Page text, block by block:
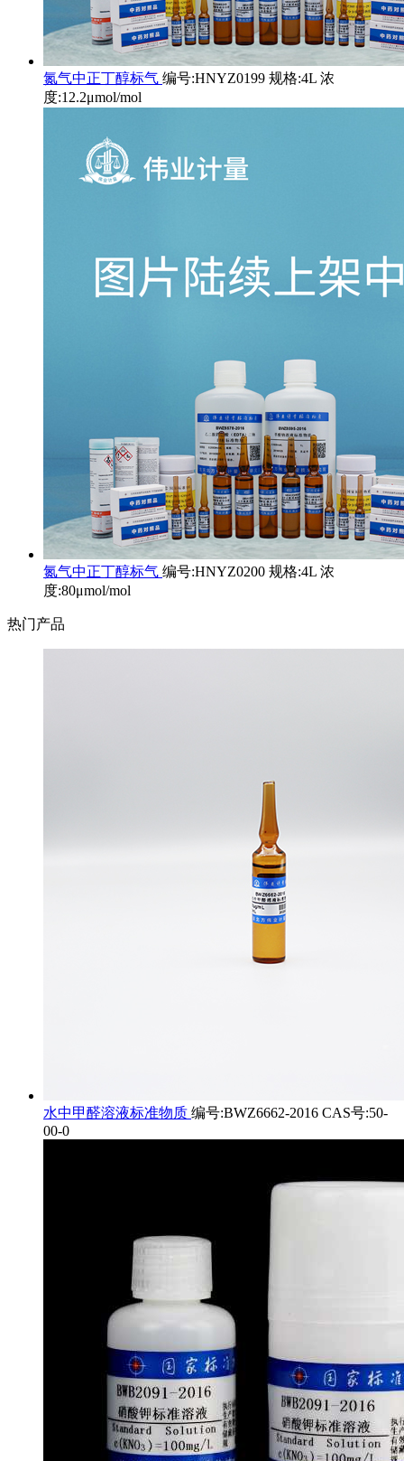
氮气中正丁醇标气 编号:HNYZ0199 规格:4L 浓
度:12.2μmol/mol
氮气中正丁醇标气 编号:HNYZ0200 规格:4L 浓
度:80μmol/mol
热门产品
水中甲醛溶液标准物质 编号:BWZ6662-2016 CAS号:50-
00-0